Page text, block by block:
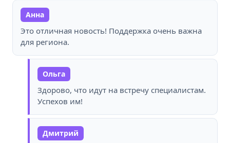
Анна
Это отличная новость! Поддержка очень важна
для региона.
Ольга
Здорово, что идут на встречу специалистам.
Успехов им!
Дмитрий